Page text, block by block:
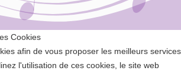
Cookies
afin de vous proposer les meilleurs services
l'utilisation de ces cookies, le site web